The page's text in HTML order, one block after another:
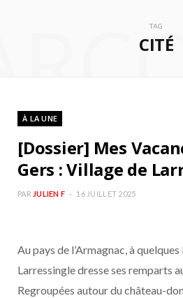
TAG
CITÉ
À LA UNE
[Dossier] Mes
Gers : Village de
PAR JULIEN F 16 JUILLET 2025
Au pays de l’Armagnac, à
Larressingle dresse ses remparts
Regroupées autour du château-